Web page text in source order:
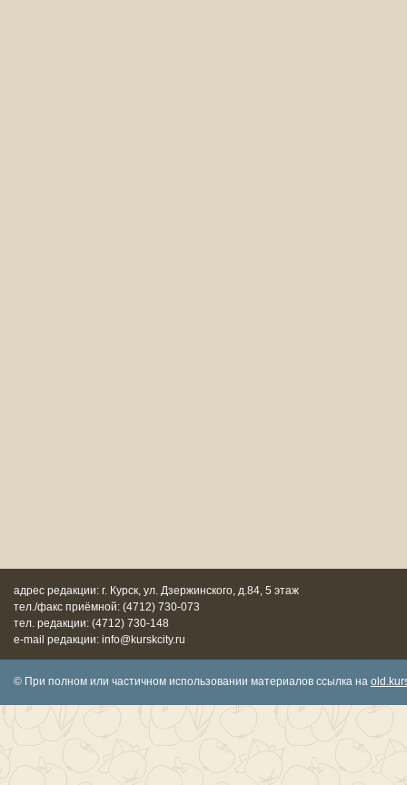
адрес редакции: г. Курск, ул. Дзержинского, д.84, 5 этаж
тел./факс приёмной: (4712) 730-073
тел. редакции: (4712) 730-148
e-mail редакции: info@kurskcity.ru
© При полном или частичном использовании материалов ссылка на